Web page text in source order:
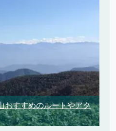
おすすめのルートやアク